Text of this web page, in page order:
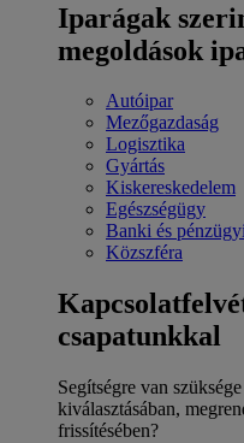
Iparágak
megoldások
Autóipar
Mezőgazdaság
Logisztika
Gyártás
Kiskereskedelem
Egészségügy
Banki és
Közszféra
csapatunkkal
Segítségre van
kiválasztásában,
frissítésében?